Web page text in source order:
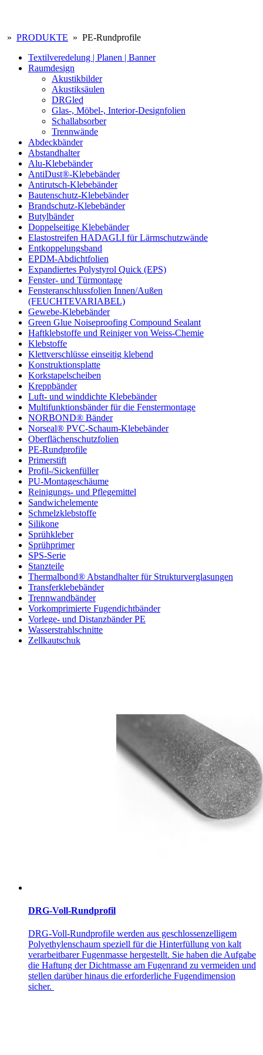
» PRODUKTE » PE-Rundprofile
Textilveredelung | Planen | Banner
Raumdesign
Akustikbilder
Akustiksäulen
DRGled
Glas-, Möbel-, Interior-Designfolien
Schallabsorber
Trennwände
Abdeckbänder
Abstandhalter
Alu-Klebebänder
AntiDust®-Klebebänder
Antirutsch-Klebebänder
Bautenschutz-Klebebänder
Brandschutz-Klebebänder
Butylbänder
Doppelseitige Klebebänder
Elastostreifen HADAGLI für Lärmschutzwände
Entkoppelungsband
EPDM-Abdichtfolien
Expandiertes Polystyrol Quick (EPS)
Fenster- und Türmontage
Fensteranschlussfolien Innen/Außen
(FEUCHTEVARIABEL)
Gewebe-Klebebänder
Green Glue Noiseproofing Compound Sealant
Haftklebstoffe und Reiniger von Weiss-Chemie
Klebstoffe
Klettverschlüsse einseitig klebend
Konstruktionsplatte
Korkstapelscheiben
Kreppbänder
Luft- und winddichte Klebebänder
Multifunktionsbänder für die Fenstermontage
NORBOND® Bänder
Norseal® PVC-Schaum-Klebebänder
Oberflächenschutzfolien
PE-Rundprofile
Primerstift
Profil-/Sickenfüller
PU-Montageschäume
Reinigungs- und Pflegemittel
Sandwichelemente
Schmelzklebstoffe
Silikone
Sprühkleber
Sprühprimer
SPS-Serie
Stanzteile
Thermalbond® Abstandhalter für Strukturverglasungen
Transferklebebänder
Trennwandbänder
Vorkomprimierte Fugendichtbänder
Vorlege- und Distanzbänder PE
Wasserstrahlschnitte
Zellkautschuk
DRG-Voll-Rundprofil
DRG-Voll-Rundprofile werden aus geschlossenzelligem
Polyethylenschaum speziell für die Hinterfüllung von kalt
verarbeitbarer Fugenmasse hergestellt. Sie haben die Aufgabe
die Haftung der Dichtmasse am Fugenrand zu vermeiden und
stellen darüber hinaus die erforderliche Fugendimension
sicher.